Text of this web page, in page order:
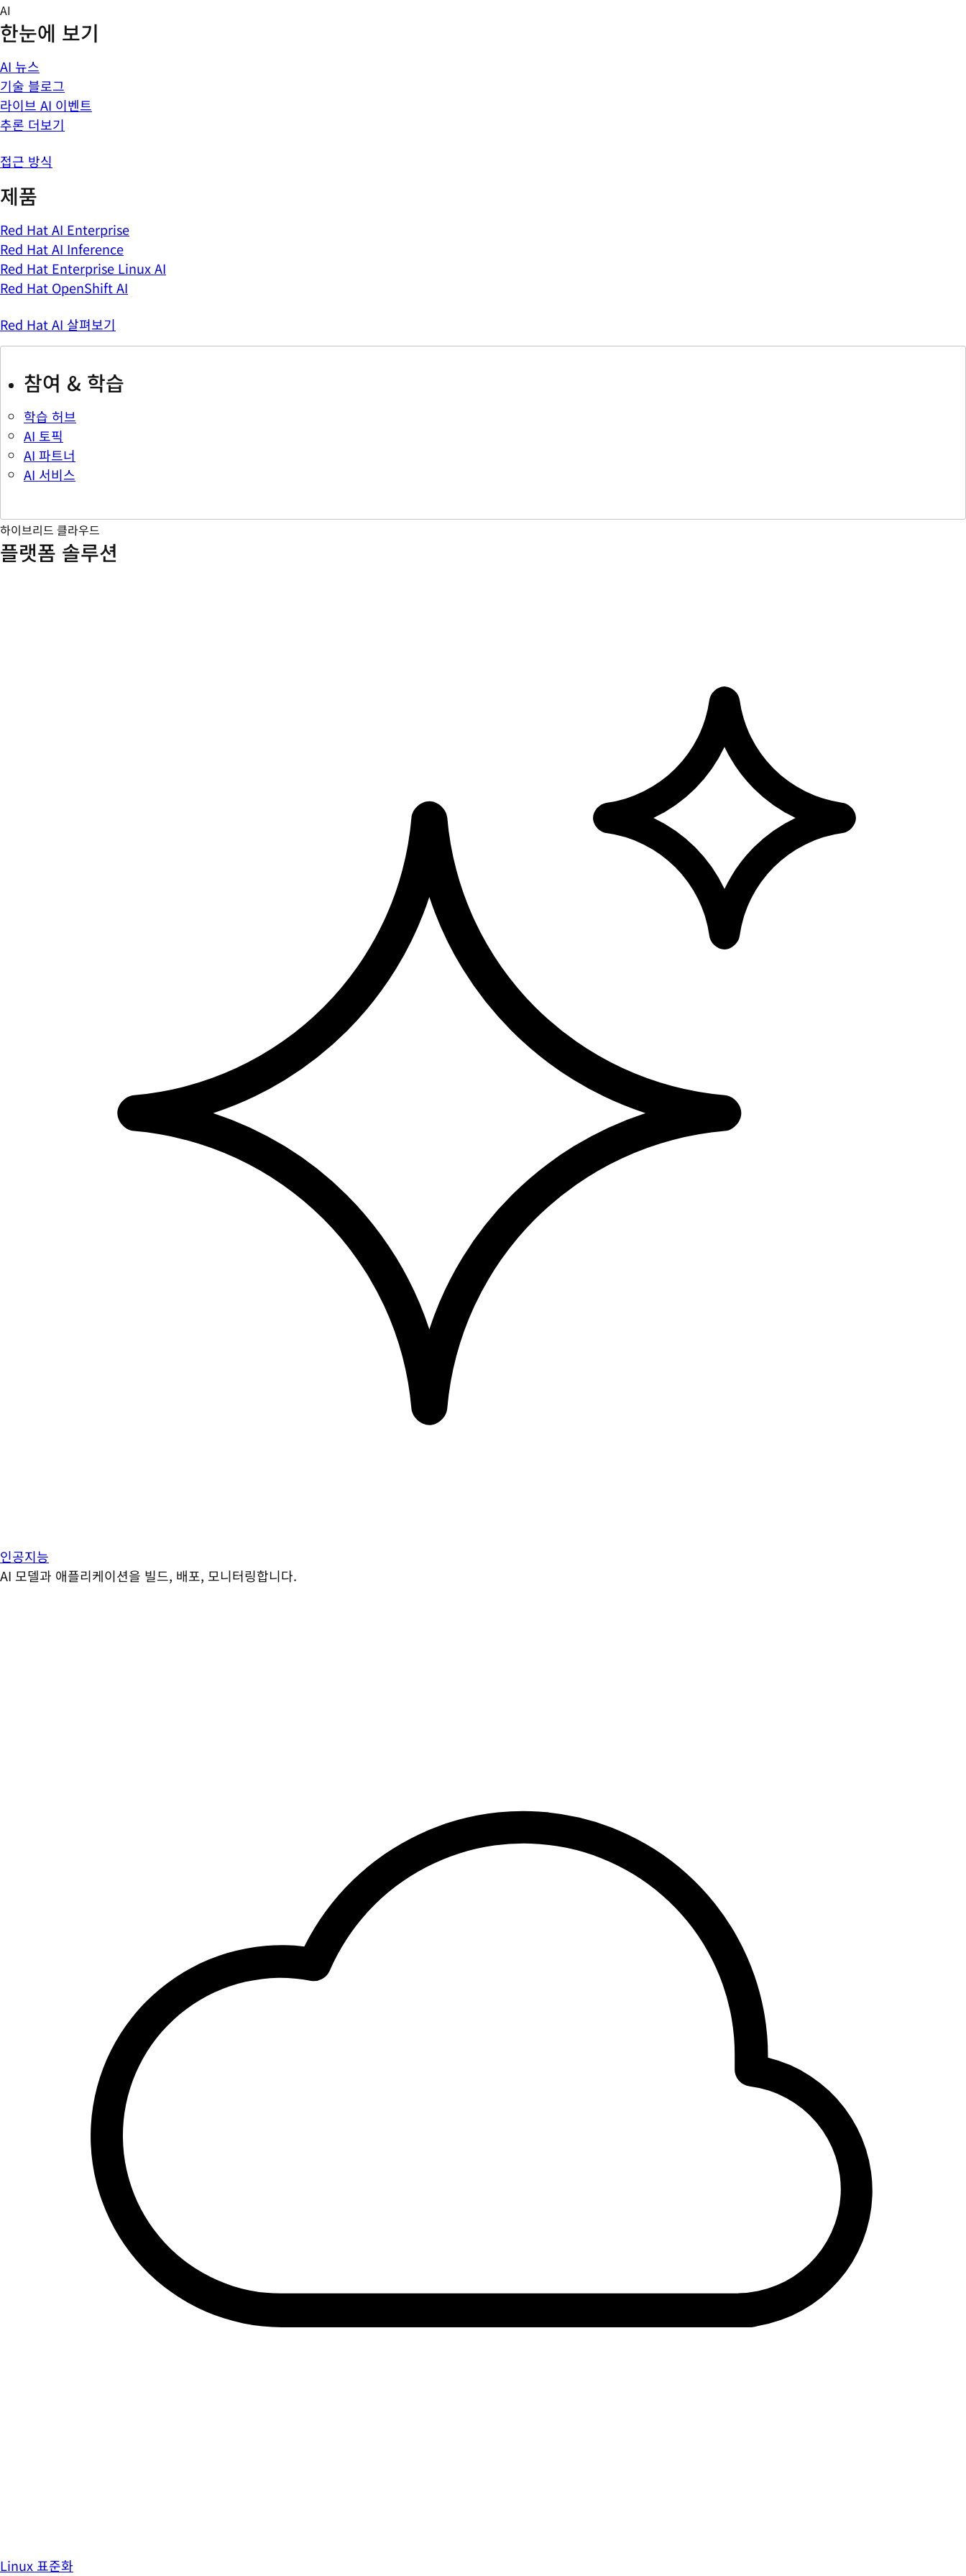
Skip
to
content
AI
한눈에 보기
AI 뉴스
기술 블로그
라이브 AI 이벤트
추론 더보기
접근 방식
제품
Red Hat AI Enterprise
Red Hat AI Inference
Red Hat Enterprise Linux AI
Red Hat OpenShift AI
Red Hat AI 살펴보기
참여 & 학습
학습 허브
AI 토픽
AI 파트너
AI 서비스
하이브리드 클라우드
플랫폼 솔루션
인공지능
AI 모델과 애플리케이션을 빌드, 배포, 모니터링합니다.
Linux 표준화